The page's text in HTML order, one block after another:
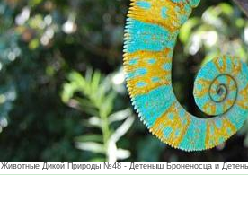
Животные Дикой Природы №48 - Детеныш Броненосца и